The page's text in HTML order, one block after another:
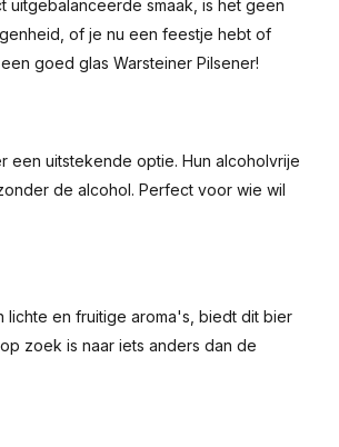
uitgebalanceerde smaak, is het geen
of je nu een feestje hebt of
goed glas Warsteiner Pilsener!
een uitstekende optie. Hun alcoholvrije
de alcohol. Perfect voor wie wil
lichte en fruitige aroma's, biedt dit bier
zoek is naar iets anders dan de